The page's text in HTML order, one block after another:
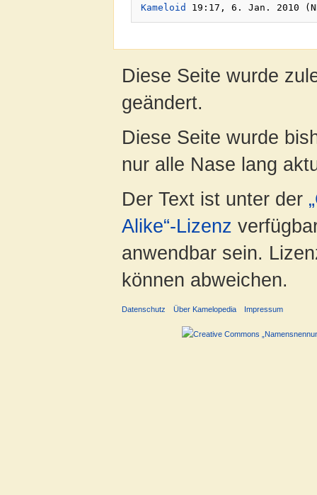
Kameloid
Diese Seite wurde
geändert.
Diese Seite wurde
nur alle Nase lang
Der Text ist unter der
Alike“-Lizenz
anwendbar sein.
können abweichen.
Datenschutz Über Kamelopedia Impressum